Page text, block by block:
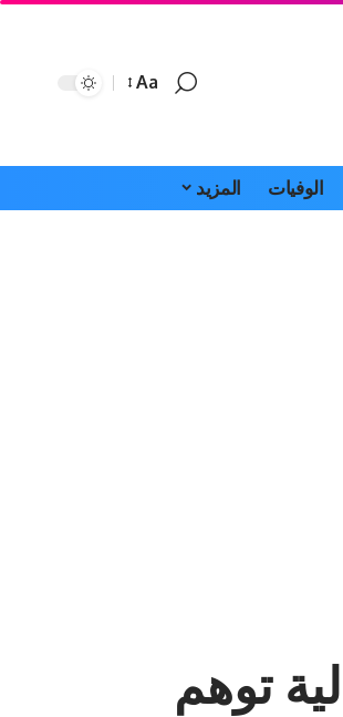
Font
Aa
الوفيات المزيد
توهم